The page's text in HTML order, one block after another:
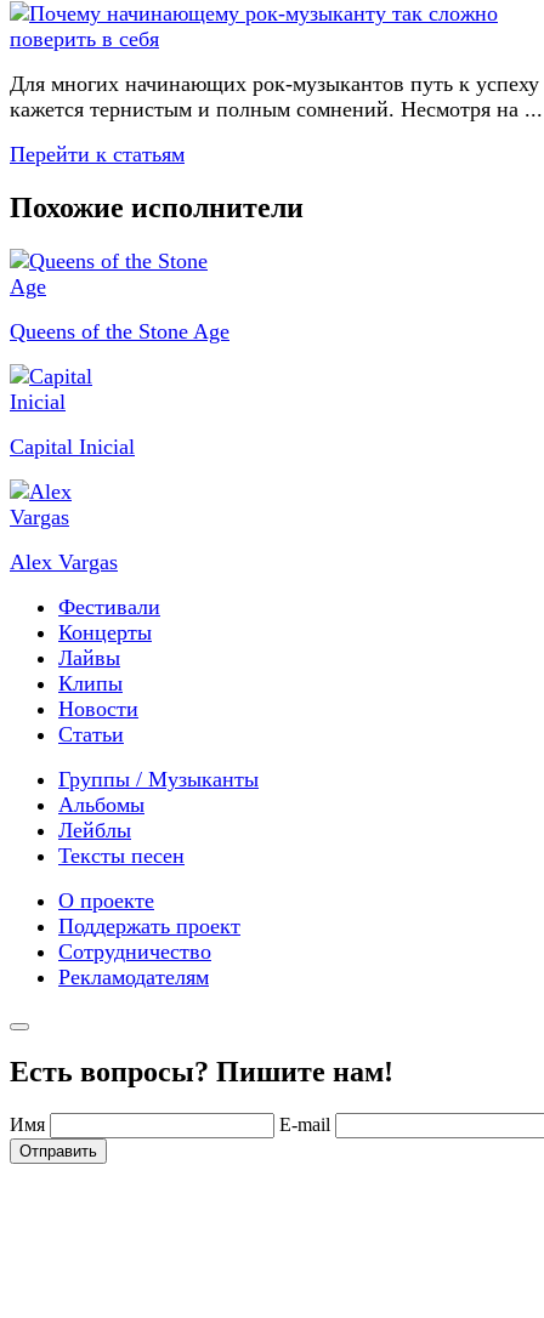
Для многих начинающих рок-музыкантов путь к успеху
кажется тернистым и полным сомнений. Несмотря на ...
Перейти к статьям
Похожие исполнители
Queens of the Stone Age
Capital Inicial
Alex Vargas
Фестивали
Концерты
Лайвы
Клипы
Новости
Статьи
Группы / Музыканты
Альбомы
Лейблы
Тексты песен
О проекте
Поддержать проект
Сотрудничество
Рекламодателям
Есть вопросы? Пишите нам!
Имя E-mail